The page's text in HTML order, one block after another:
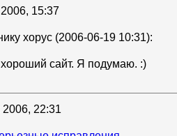
15:37
xopyc (2006-06-19 10:31):
сайт. Я подумаю. :)
2006, 22:31